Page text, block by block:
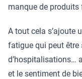
manque de
A tout cela s’ajoute
fatigue qui peut être
d’hospitalisations…
et le sentiment de